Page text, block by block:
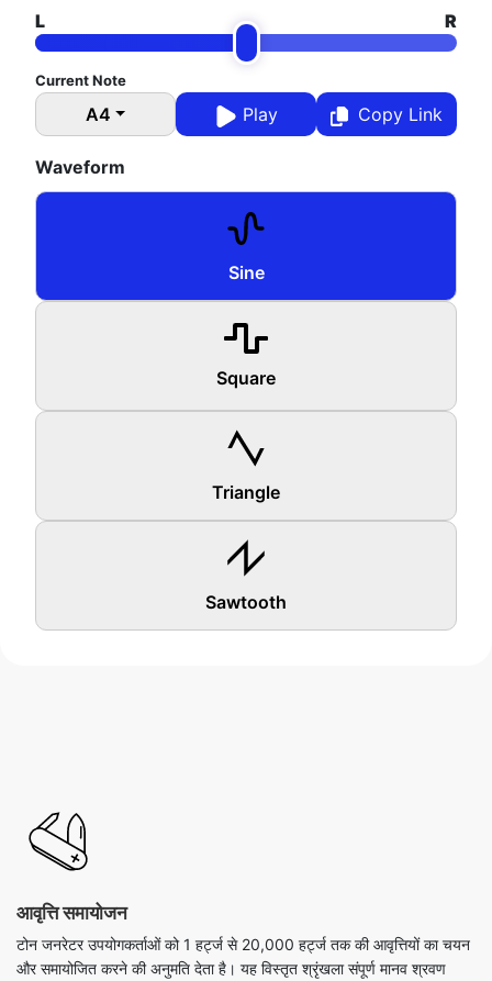
L
R
Current Note
A4 Play Copy Link
Waveform
Sine
Square
Triangle
Sawtooth
आवृत्ति समायोजन
टोन जनरेटर उपयोगकर्ताओं को 1 हर्ट्ज से 20,000 हर्ट्ज तक की आवृत्तियों का चयन
और समायोजित करने की अनुमति देता है। यह विस्तृत श्रृंखला संपूर्ण मानव श्रवण